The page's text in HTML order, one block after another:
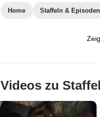
Home Staffeln & Episoden
Videos zu